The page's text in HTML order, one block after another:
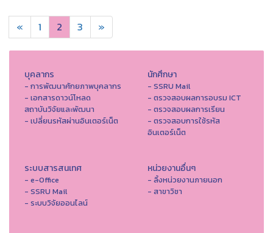
« 1 2 3 »
บุคลากร
- การพัฒนาศักยภาพบุคลากร
- เอกสารดาวน์โหลด
สถาบันวิจัยและพัฒนา
- เปลี่ยนรหัสผ่านอินเตอร์เน็ต
นักศึกษา
- SSRU Mail
- ตรวจสอบผลการอบรม ICT
- ตรวจสอบผลการเรียน
- ตรวจสอบการใช้รหัส
อินเตอร์เน็ต
ระบบสารสนเทศ
- e-Office
- SSRU Mail
- ระบบวิจัยออนไลน์
หน่วยงานอื่นๆ
- ลิ้งหน่วยงานภายนอก
- สาขาวิชา